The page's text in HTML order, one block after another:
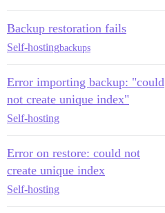
Backup restoration fails
Self-hostingbackups
Error importing backup: "could
not create unique index"
Self-hosting
Error on restore: could not
create unique index
Self-hosting